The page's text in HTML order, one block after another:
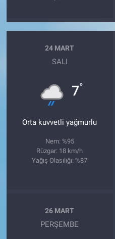
24 MART
SALI
7°
Orta kuvvetli yağmurlu
Nem: %95
Rüzgar: 18 km/h
Yağış Olasılığı: %87
26 MART
PERŞEMBE